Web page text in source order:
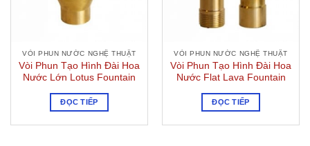
VÒI PHUN NƯỚC NGHỆ THUẬT
Vòi Phun Tạo Hình Đài Hoa
Nước Lớn Lotus Fountain
ĐỌC TIẾP
VÒI PHUN NƯỚC NGHỆ THUẬT
Vòi Phun Tạo Hình Đài Hoa
Nước Flat Lava Fountain
ĐỌC TIẾP